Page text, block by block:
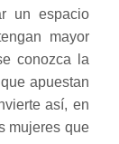
un espacio
mayor
conozca la
apuestan
así, en
mujeres que